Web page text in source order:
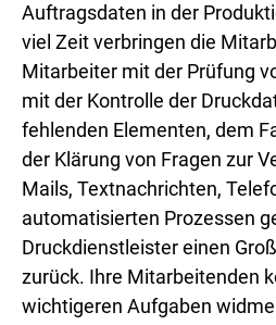
Auftragsdaten in der
viel Zeit verbringen die
Mitarbeiter mit der Prüfung
mit der Kontrolle der
fehlenden Elementen, dem
der Klärung von Fragen zur
Mails, Textnachrichten,
automatisierten Prozessen
Druckdienstleister einen
zurück. Ihre Mitarbeitenden
wichtigeren Aufgaben